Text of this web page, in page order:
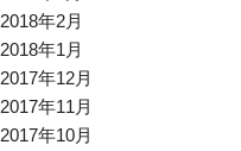
2018年2月
2018年1月
2017年12月
2017年11月
2017年10月